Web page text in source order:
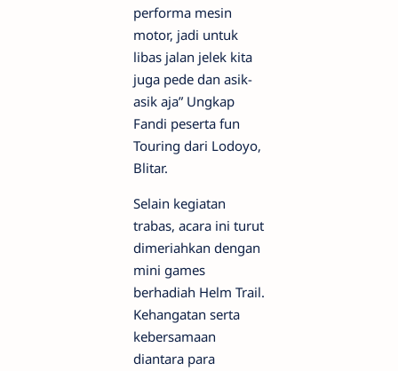
performa mesin
motor, jadi untuk
libas jalan jelek kita
juga pede dan asik-
asik aja” Ungkap
Fandi peserta fun
Touring dari Lodoyo,
Blitar.
Selain kegiatan
trabas, acara ini turut
dimeriahkan dengan
mini games
berhadiah Helm Trail.
Kehangatan serta
kebersamaan
diantara para